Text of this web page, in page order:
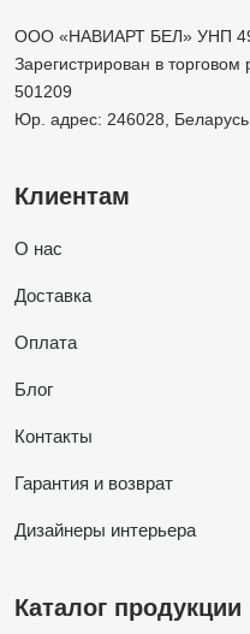
ООО «НАВИАРТ БЕЛ» УНП
Зарегистрирован в
501209
Юр. адрес: 246028,
Клиентам
О нас
Доставка
Оплата
Блог
Контакты
Гарантия и возврат
Дизайнеры интерьера
Каталог продукции